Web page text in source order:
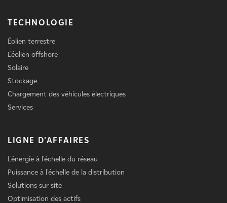
TECHNOLOGIE
Éolien terrestre
L'éolien offshore
Solaire
Stockage
Chargement des véhicules électriques
Services
LIGNE D'AFFAIRES
L'énergie à l'échelle du réseau
Puissance à l'échelle de la distribution
Solutions sur site
Optimisation des actifs